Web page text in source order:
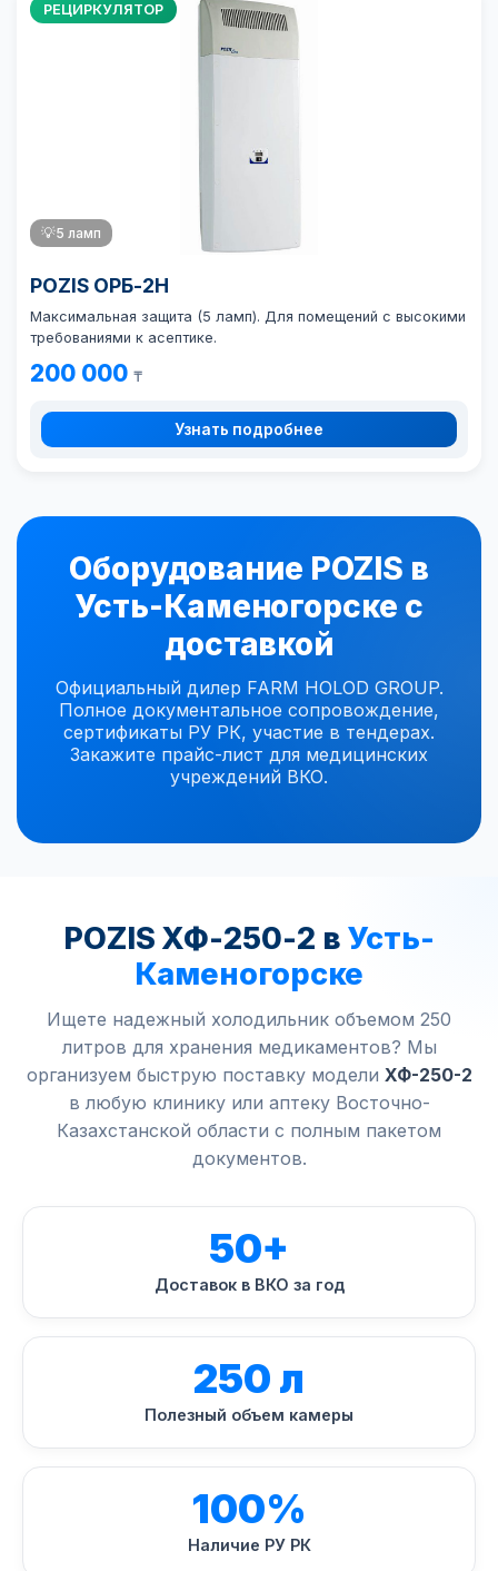
РЕЦИРКУЛЯТОР
💡5 ламп
POZIS ОРБ-2Н
Максимальная защита (5 ламп). Для помещений с высокими
требованиями к асептике.
200 000 ₸
Узнать подробнее
Оборудование POZIS в
Усть-Каменогорске с
доставкой
Официальный дилер FARM HOLOD GROUP.
Полное документальное сопровождение,
сертификаты РУ РК, участие в тендерах.
Закажите прайс-лист для медицинских
учреждений ВКО.
POZIS ХФ-250-2 в Усть-
Каменогорске
Ищете надежный холодильник объемом 250
литров для хранения медикаментов? Мы
организуем быструю поставку модели ХФ-250-2
в любую клинику или аптеку Восточно-
Казахстанской области с полным пакетом
документов.
50+
Доставок в ВКО за год
250 л
Полезный объем камеры
100%
Наличие РУ РК